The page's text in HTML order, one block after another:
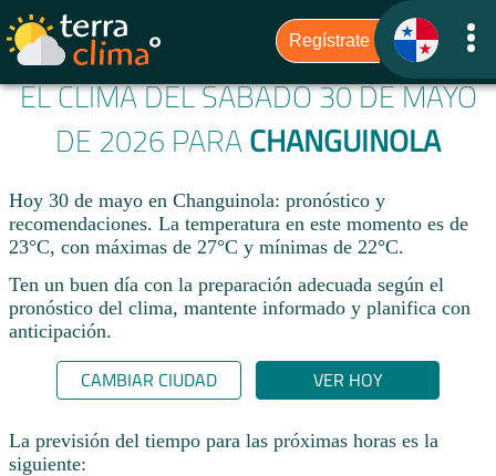
EL CLIMA DEL SÁBADO 30 DE MAYO
DE 2026 PARA CHANGUINOLA
Hoy 30 de mayo en Changuinola: pronóstico y
recomendaciones. La temperatura en este momento es de
23°C, con máximas de 27°C y mínimas de 22°C.
Ten un buen día con la preparación adecuada según el
pronóstico del clima, mantente informado y planifica con
anticipación.​
CAMBIAR CIUDAD VER HOY
La previsión del tiempo para las próximas horas es la
siguiente: